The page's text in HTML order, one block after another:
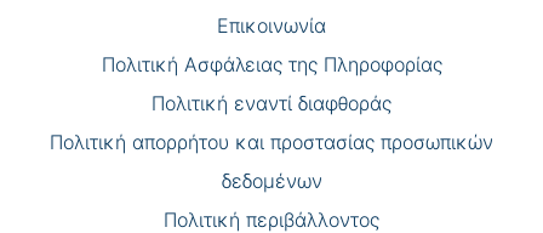
Επικοινωνία
Πολιτική Ασφάλειας της Πληροφορίας
Πολιτική εναντί διαφθοράς
Πολιτική απορρήτου και προστασίας προσωπικών
δεδομένων
Πολιτική περιβάλλοντος